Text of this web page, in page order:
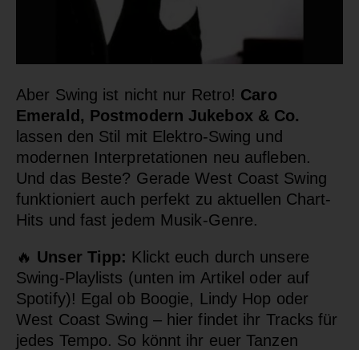
Aber Swing ist nicht nur Retro! Caro
Emerald, Postmodern Jukebox & Co.
lassen den Stil mit Elektro-Swing und
modernen Interpretationen neu aufleben.
Und das Beste? Gerade West Coast Swing
funktioniert auch perfekt zu aktuellen Chart-
Hits und fast jedem Musik-Genre.
🔥 Unser Tipp: Klickt euch durch unsere
Swing-Playlists (unten im Artikel oder auf
Spotify)! Egal ob Boogie, Lindy Hop oder
West Coast Swing – hier findet ihr Tracks für
jedes Tempo. So könnt ihr euer Tanzen